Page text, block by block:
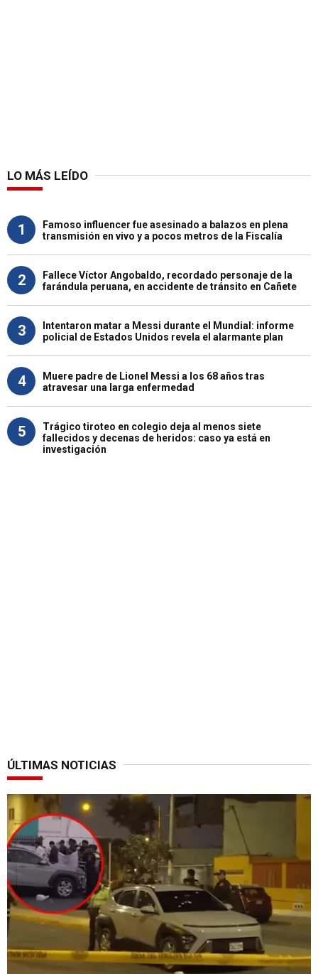
LO MÁS LEÍDO
1
Famoso influencer fue asesinado a balazos en plena
transmisión en vivo y a pocos metros de la Fiscalía
2
Fallece Víctor Angobaldo, recordado personaje de la
farándula peruana, en accidente de tránsito en Cañete
3
Intentaron matar a Messi durante el Mundial: informe
policial de Estados Unidos revela el alarmante plan
4
Muere padre de Lionel Messi a los 68 años tras
atravesar una larga enfermedad
5
Trágico tiroteo en colegio deja al menos siete
fallecidos y decenas de heridos: caso ya está en
investigación
ÚLTIMAS NOTICIAS